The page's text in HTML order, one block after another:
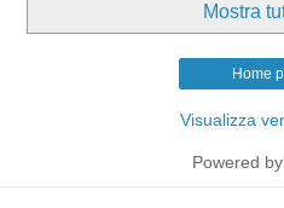
Mostra
Home
Visualizza
Powered by